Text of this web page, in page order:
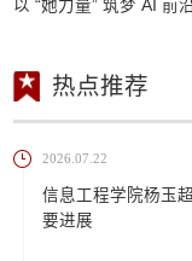
以 “她力量” 筑梦 AI 前
热点推荐
2026.07.22
信息工程学院杨玉
要进展